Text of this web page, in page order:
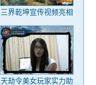
三界乾坤宣传视频亮相
天劫令美女玩家实力助